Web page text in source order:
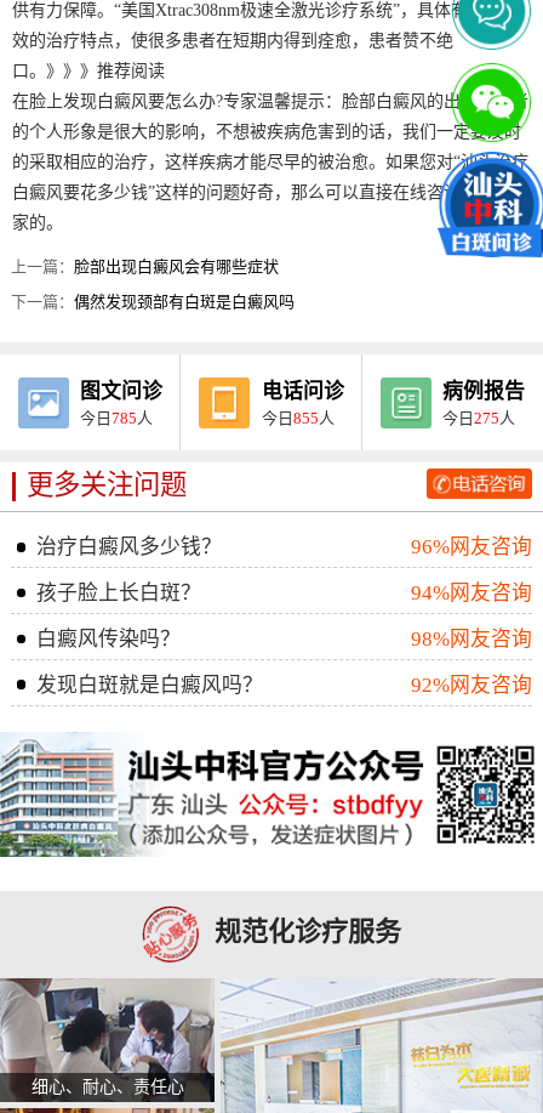
供有力保障。“美国Xtrac308nm极速全激光诊疗系统”，具体有安全高
效的治疗特点，使很多患者在短期内得到痊愈，患者赞不绝
口。》》》推荐阅读
在脸上发现白癜风要怎么办?专家温馨提示：脸部白癜风的出现会患者
的个人形象是很大的影响，不想被疾病危害到的话，我们一定要及时
的采取相应的治疗，这样疾病才能尽早的被治愈。如果您对“汕头治疗
白癜风要花多少钱”这样的问题好奇，那么可以直接在线咨询我们的专
家的。
上一篇：脸部出现白癜风会有哪些症状
下一篇：偶然发现颈部有白斑是白癜风吗
图文问诊
今日785 人
电话问诊
今日855 人
病例报告
今日275 人
更多关注问题
治疗白癜风多少钱？
96%网友咨询
孩子脸上长白斑？
94%网友咨询
白癜风传染吗？
98%网友咨询
发现白斑就是白癜风吗？
92%网友咨询
规范化诊疗服务
细心、耐心、责任心